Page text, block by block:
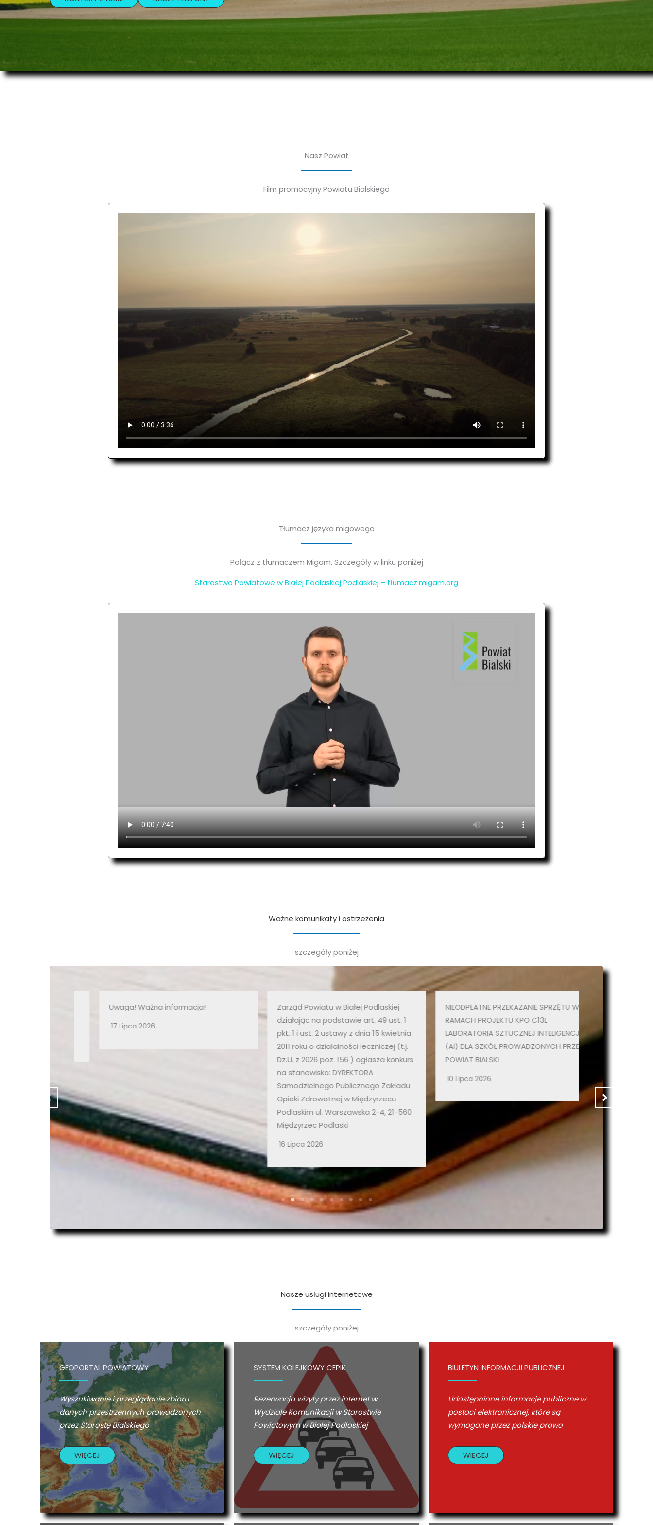
Nasz Powiat
Film promocyjny Powiatu Bialskiego
Tłumacz języka migowego
Połącz z tłumaczem Migam. Szczegóły w linku poniżej
Starostwo Powiatowe w Białej Podlaskiej Podlaskiej – tłumacz.migam.org
Ważne komunikaty i ostrzeżenia
szczegóły poniżej
Uwaga! Ważna informacja!
17 Lipca 2026
Zarząd Powiatu w Białej Podlaskiej
działając na podstawie art. 49 ust. 1
pkt. 1 i ust. 2 ustawy z dnia 15 kwietnia
2011 roku o działalności leczniczej (t.j.
Dz.U. z 2026 poz. 156 ) ogłasza konkurs
na stanowisko: DYREKTORA
Samodzielnego Publicznego Zakładu
Opieki Zdrowotnej w Międzyrzecu
Podlaskim ul. Warszawska 2-4, 21-560
Międzyrzec Podlaski
16 Lipca 2026
NIEODPŁATNE PRZEKAZANIE SPRZĘTU W
RAMACH PROJEKTU KPO C13L
LABORATORIA SZTUCZNEJ INTELIGENCJI
(AI) DLA SZKÓŁ PROWADZONYCH PRZEZ
POWIAT BIALSKI
10 Lipca 2026
UCZNIÓW
Nasze usługi internetowe
szczegóły poniżej
GEOPORTAL POWIATOWY
Wyszukiwanie i przeglądanie zbioru
danych przestrzennych prowadzonych
przez Starostę Bialskiego
WIĘCEJ
SYSTEM KOLEJKOWY CEPIK
Rezerwacja wizyty przez internet w
Wydziale Komunikacji w Starostwie
Powiatowym w Białej Podlaskiej
WIĘCEJ
BIULETYN INFORMACJI PUBLICZNEJ
Udostępnione informacje publiczne w
postaci elektronicznej, które są
wymagane przez polskie prawo
WIĘCEJ